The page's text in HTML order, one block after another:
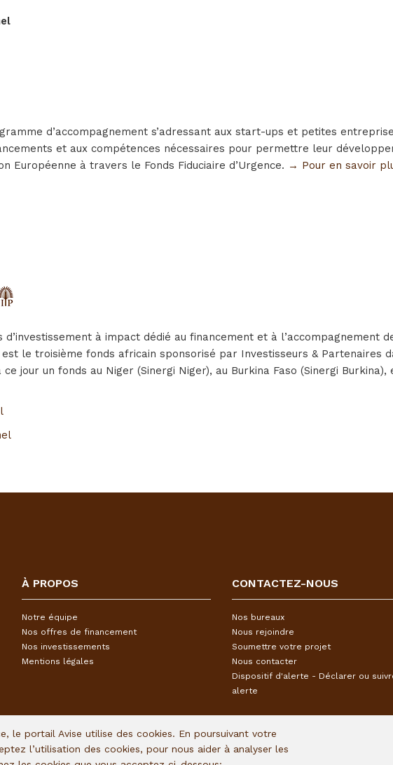
d’accompagnement s’adressant aux start-ups et petites
et aux compétences nécessaires pour permettre leur
Européenne à travers le Fonds Fiduciaire d’Urgence. → Pour en savoir
à impact dédié au financement et à l’accompagnement
le troisième fonds africain sponsorisé par Investisseurs & Partenaires
jour un fonds au Niger (Sinergi Niger), au Burkina Faso (Sinergi
À PROPOS
Notre équipe
Nos offres de financement
Nos investissements
Mentions légales
CONTACTEZ-NOUS
Nos bureaux
Nous rejoindre
Soumettre votre projet
Nous contacter
Dispositif d'alerte - Déclarer ou
alerte
le portail Avise utilise des cookies. En poursuivant votre
l’utilisation des cookies, pour nous aider à analyser les